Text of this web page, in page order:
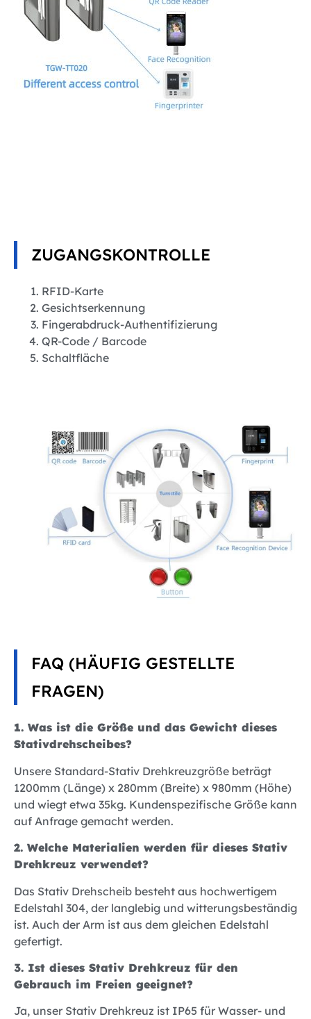
ZUGANGSKONTROLLE
RFID-Karte
Gesichtserkennung
Fingerabdruck-Authentifizierung
QR-Code / Barcode
Schaltfläche
FAQ (HÄUFIG GESTELLTE
FRAGEN)
1. Was ist die Größe und das Gewicht dieses
Stativdrehscheibes?
Unsere Standard-Stativ Drehkreuzgröße beträgt
1200mm (Länge) x 280mm (Breite) x 980mm (Höhe)
und wiegt etwa 35kg. Kundenspezifische Größe kann
auf Anfrage gemacht werden.
2. Welche Materialien werden für dieses Stativ
Drehkreuz verwendet?
Das Stativ Drehscheib besteht aus hochwertigem
Edelstahl 304, der langlebig und witterungsbeständig
ist. Auch der Arm ist aus dem gleichen Edelstahl
gefertigt.
3. Ist dieses Stativ Drehkreuz für den
Gebrauch im Freien geeignet?
Ja, unser Stativ Drehkreuz ist IP65 für Wasser- und